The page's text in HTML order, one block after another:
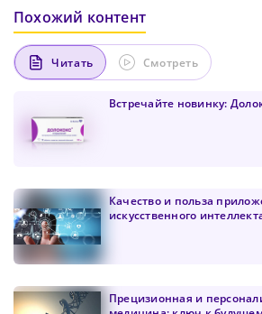
Похожий контент
Читать Смотреть
Встречайте новинку:
Качество и польза
искусственного
Прецизионная и